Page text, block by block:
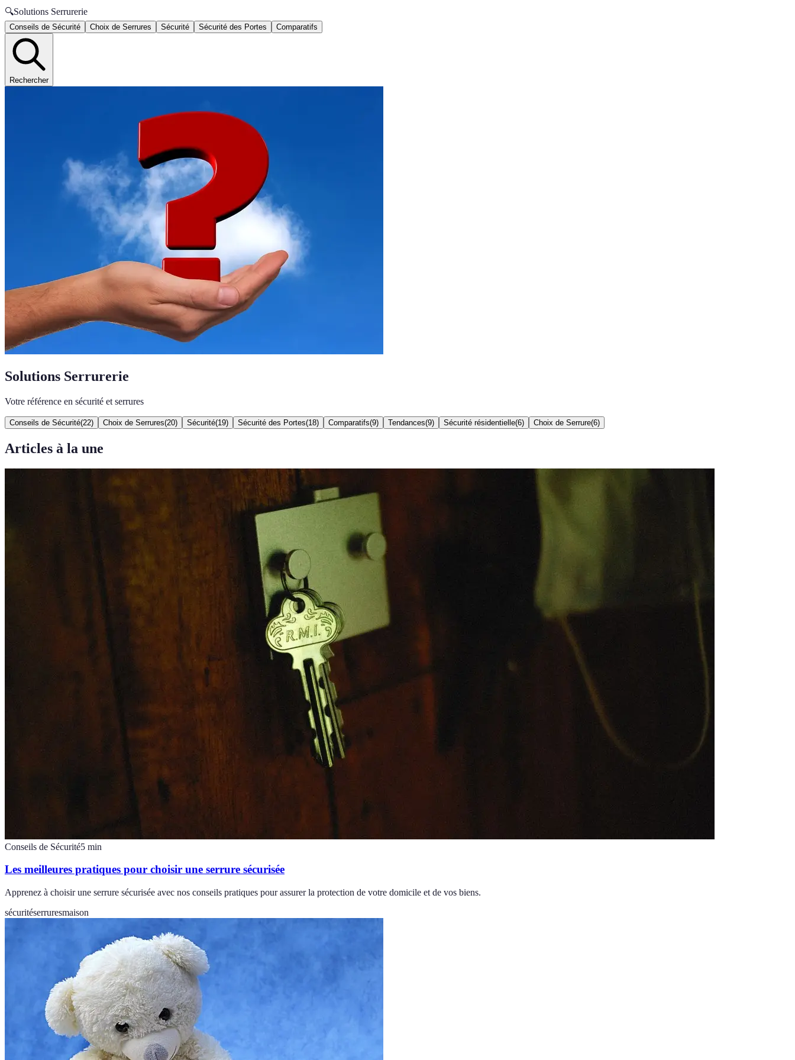
🔍Solutions Serrurerie
Conseils de Sécurité Choix de Serrures Sécurité Sécurité des Portes Comparatifs
Rechercher
Solutions Serrurerie
Votre référence en sécurité et serrures
Conseils de Sécurité(22) Choix de Serrures(20) Sécurité(19) Sécurité des Portes(18) Comparatifs(9) Tendances(9) Sécurité résidentielle(6) Choix de Serrure(6)
Articles à la une
Conseils de Sécurité5 min
Les meilleures pratiques pour choisir une serrure sécurisée
Apprenez à choisir une serrure sécurisée avec nos conseils pratiques pour assurer la protection de votre domicile et de vos biens.
sécuritéserruresmaison